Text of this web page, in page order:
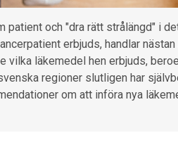
patient och "dra rätt strålängd" i
erbjuds, handlar
vilka läkemedel hen erbjuds,
regioner slutligen har
om att införa nya